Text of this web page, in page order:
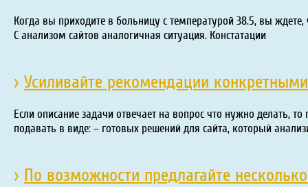
Когда вы приходите в больницу с температурой 38.5, вы
С анализом сайтов аналогичная ситуация. Констатации
› Усиливайте рекомендации
Если описание задачи отвечает на вопрос что нужно
подавать в виде: – готовых решений для сайта, который
› По возможности предлагайте